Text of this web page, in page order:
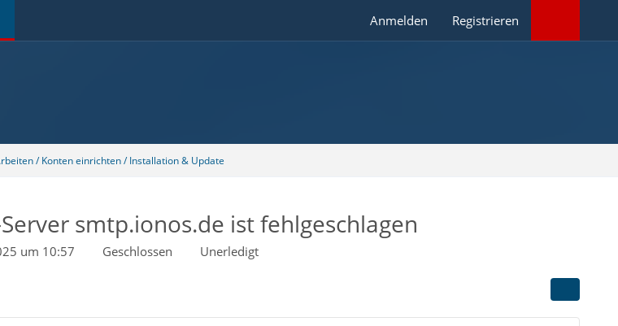
Anmelden Registrieren
/ Konten einrichten / Installation & Update
smtp.ionos.de ist fehlgeschlagen
um 10:57 Geschlossen Unerledigt